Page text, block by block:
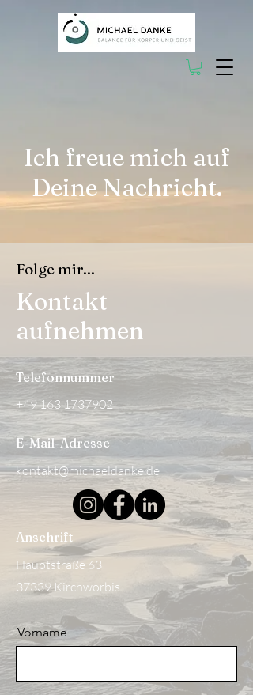
Ich freue mich auf
Deine Nachricht.
Folge mir...
Kontakt
aufnehmen
Telefonnummer
+49 163 1737902
E-Mail-Adresse
kontakt@michaeldanke.de
Anschrift
Hauptstraße 63
37339 Kirchworbis
Vorname